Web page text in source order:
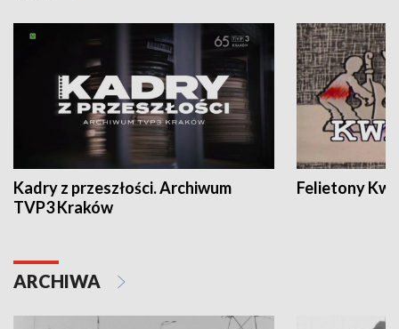
Kadry z przeszłości. Archiwum
TVP3 Kraków
Felietony
ARCHIWA